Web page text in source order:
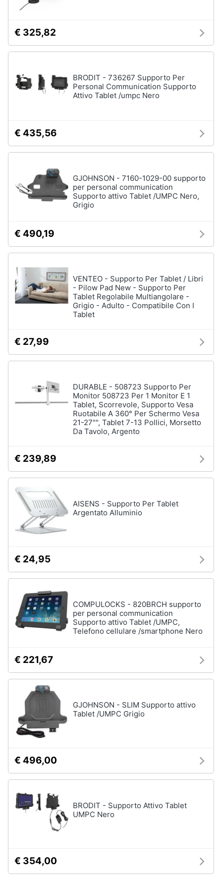
€ 325,82
BRODIT - 736267 Supporto Per
Personal Communication Supporto
Attivo Tablet /umpc Nero
€ 435,56
GJOHNSON - 7160-1029-00 supporto
per personal communication
Supporto attivo Tablet /UMPC Nero,
Grigio
€ 490,19
VENTEO - Supporto Per Tablet / Libri
- Pilow Pad New - Supporto Per
Tablet Regolabile Multiangolare -
Grigio - Adulto - Compatibile Con I
Tablet
€ 27,99
DURABLE - 508723 Supporto Per
Monitor 508723 Per 1 Monitor E 1
Tablet, Scorrevole, Supporto Vesa
Ruotabile A 360° Per Schermo Vesa
21-27"", Tablet 7-13 Pollici, Morsetto
Da Tavolo, Argento
€ 239,89
AISENS - Supporto Per Tablet
Argentato Alluminio
€ 24,95
COMPULOCKS - 820BRCH supporto
per personal communication
Supporto attivo Tablet /UMPC,
Telefono cellulare /smartphone Nero
€ 221,67
GJOHNSON - SLIM Supporto attivo
Tablet /UMPC Grigio
€ 496,00
BRODIT - Supporto Attivo Tablet
UMPC Nero
€ 354,00